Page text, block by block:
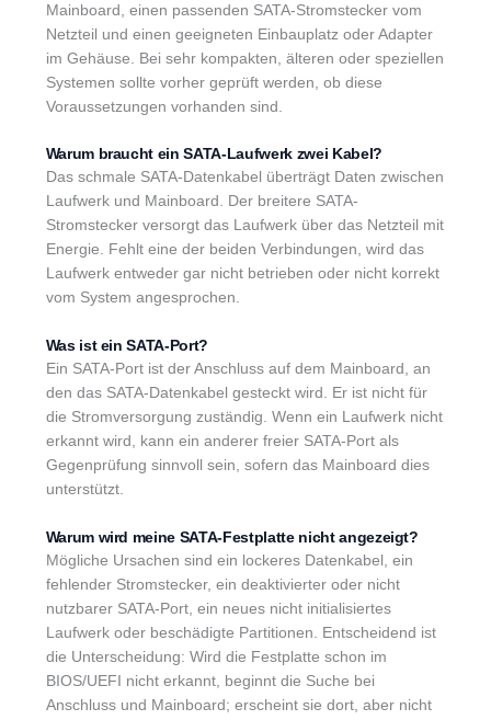
Mainboard, einen passenden SATA-Stromstecker vom
Netzteil und einen geeigneten Einbauplatz oder Adapter
im Gehäuse. Bei sehr kompakten, älteren oder speziellen
Systemen sollte vorher geprüft werden, ob diese
Voraussetzungen vorhanden sind.
Warum braucht ein SATA-Laufwerk zwei Kabel?
Das schmale SATA-Datenkabel überträgt Daten zwischen
Laufwerk und Mainboard. Der breitere SATA-
Stromstecker versorgt das Laufwerk über das Netzteil mit
Energie. Fehlt eine der beiden Verbindungen, wird das
Laufwerk entweder gar nicht betrieben oder nicht korrekt
vom System angesprochen.
Was ist ein SATA-Port?
Ein SATA-Port ist der Anschluss auf dem Mainboard, an
den das SATA-Datenkabel gesteckt wird. Er ist nicht für
die Stromversorgung zuständig. Wenn ein Laufwerk nicht
erkannt wird, kann ein anderer freier SATA-Port als
Gegenprüfung sinnvoll sein, sofern das Mainboard dies
unterstützt.
Warum wird meine SATA-Festplatte nicht angezeigt?
Mögliche Ursachen sind ein lockeres Datenkabel, ein
fehlender Stromstecker, ein deaktivierter oder nicht
nutzbarer SATA-Port, ein neues nicht initialisiertes
Laufwerk oder beschädigte Partitionen. Entscheidend ist
die Unterscheidung: Wird die Festplatte schon im
BIOS/UEFI nicht erkannt, beginnt die Suche bei
Anschluss und Mainboard; erscheint sie dort, aber nicht